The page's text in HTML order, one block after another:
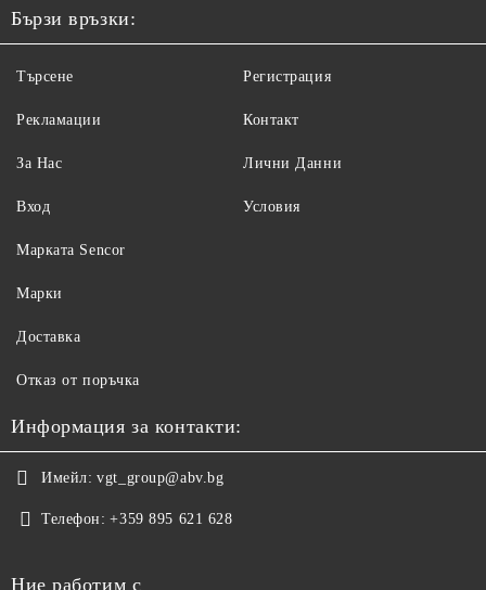
Бързи връзки:
Търсене
Рекламации
За Нас
Вход
Регистрация
Контакт
Лични Данни
Условия
Maрката Sencor
Марки
Доставка
Отказ от поръчка
Информация за контакти:
Имейл: vgt_group@abv.bg
Телефон: +359 895 621 628
Ние работим с